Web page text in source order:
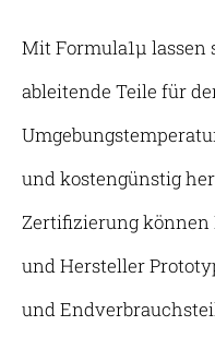
Mit Formula1µ
ableitende Teile für
und kostengünstig
Zertifizierung
und Hersteller
und